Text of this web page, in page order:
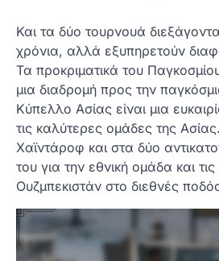
Και τα δύο τουρνουά
χρόνια, αλλά εξυπηρετούν
Τα προκριματικά του
μια διαδρομή προς την
Κύπελλο Ασίας είναι μια
τις καλύτερες ομάδες της
Χαϊντάροφ και στα δύο
του για την εθνική ομάδα και
Ουζμπεκιστάν στο διεθνές